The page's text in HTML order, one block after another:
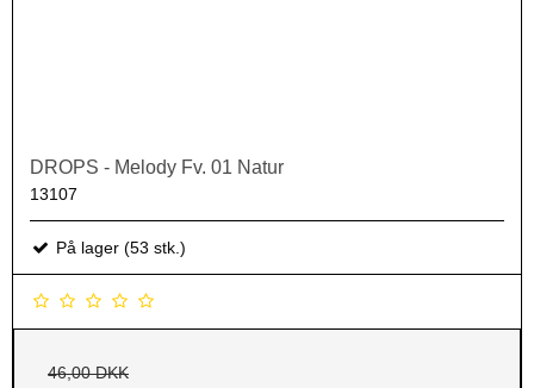
DROPS - Melody Fv. 01 Natur
13107
På lager (53 stk.)
46,00 DKK